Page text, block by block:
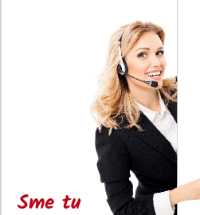
Sme tu